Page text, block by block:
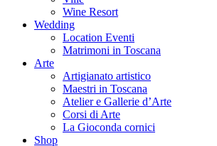
Wine Resort
Wedding
Location Eventi
Matrimoni in Toscana
Arte
Artigianato artistico
Maestri in Toscana
Atelier e Gallerie d’Arte
Corsi di Arte
La Gioconda cornici
Shop